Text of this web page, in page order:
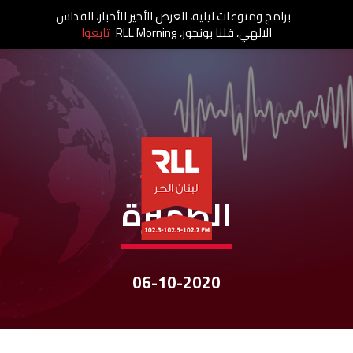
نشرات الأخبار
الظّهيرة
06-10-2020
برامج ومنوعات ليلية، العرض الأخير للأخبار، القداس
الالهي، قلنا بونجور، RLL Morning تابعوا